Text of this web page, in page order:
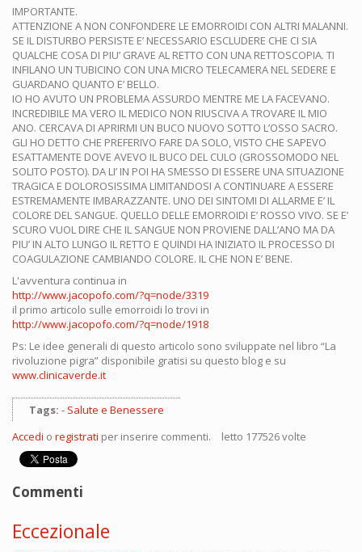
IMPORTANTE.
ATTENZIONE A NON CONFONDERE LE EMORROIDI CON ALTRI MALANNI.
SE IL DISTURBO PERSISTE E’ NECESSARIO ESCLUDERE CHE CI SIA
QUALCHE COSA DI PIU’ GRAVE AL RETTO CON UNA RETTOSCOPIA. TI
INFILANO UN TUBICINO CON UNA MICRO TELECAMERA NEL SEDERE E
GUARDANO QUANTO E’ BELLO.
IO HO AVUTO UN PROBLEMA ASSURDO MENTRE ME LA FACEVANO.
INCREDIBILE MA VERO IL MEDICO NON RIUSCIVA A TROVARE IL MIO
ANO. CERCAVA DI APRIRMI UN BUCO NUOVO SOTTO L’OSSO SACRO.
GLI HO DETTO CHE PREFERIVO FARE DA SOLO, VISTO CHE SAPEVO
ESATTAMENTE DOVE AVEVO IL BUCO DEL CULO (GROSSOMODO NEL
SOLITO POSTO). DA LI’ IN POI HA SMESSO DI ESSERE UNA SITUAZIONE
TRAGICA E DOLOROSISSIMA LIMITANDOSI A CONTINUARE A ESSERE
ESTREMAMENTE IMBARAZZANTE. UNO DEI SINTOMI DI ALLARME E’ IL
COLORE DEL SANGUE. QUELLO DELLE EMORROIDI E’ ROSSO VIVO. SE E’
SCURO VUOL DIRE CHE IL SANGUE NON PROVIENE DALL’ANO MA DA
PIU’ IN ALTO LUNGO IL RETTO E QUINDI HA INIZIATO IL PROCESSO DI
COAGULAZIONE CAMBIANDO COLORE. IL CHE NON E’ BENE.
L'avventura continua in
http://www.jacopofo.com/?q=node/3319
il primo articolo sulle emorroidi lo trovi in
http://www.jacopofo.com/?q=node/1918
Ps: Le idee generali di questo articolo sono sviluppate nel libro “La
rivoluzione pigra” disponibile gratisi su questo blog e su
www.clinicaverde.it
Tags:
Salute e Benessere
Accedi o registrati per inserire commenti. letto 177526 volte
Commenti
Eccezionale